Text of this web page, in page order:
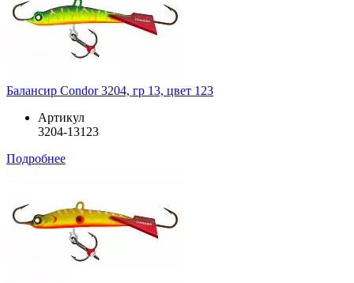
Балансир Condor 3204, гр 13, цвет 123
Артикул
3204-13123
Подробнее